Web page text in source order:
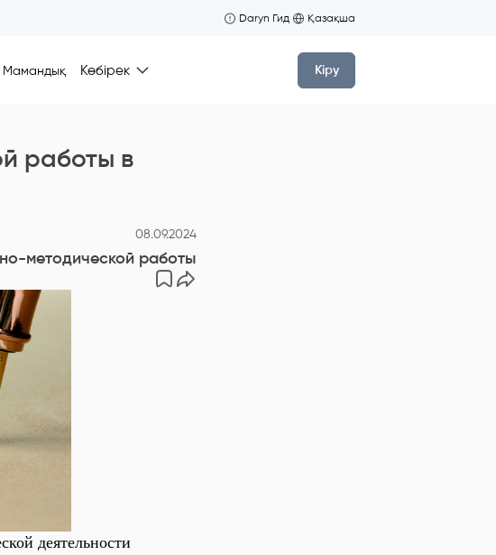
Daryn Гид Қазақша
Мамандық Көбірек Кіру
работы в
08.09.2024
методической работы в школе «Лицей Туран»
деятельности